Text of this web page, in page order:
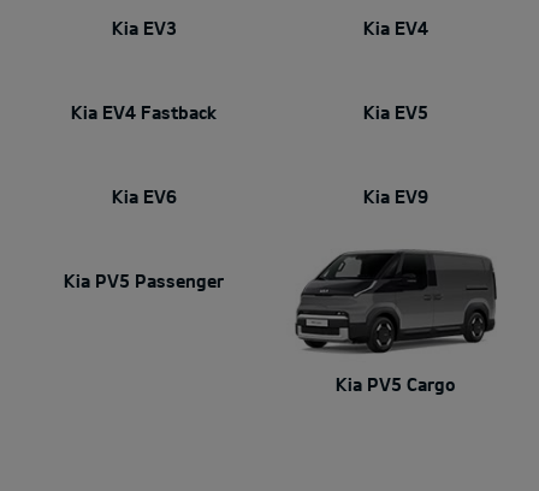
Kia EV3 Kia EV4
Kia EV4 Fastback Kia EV5
Kia EV6 Kia EV9
Kia PV5 Passenger
Kia PV5 Cargo